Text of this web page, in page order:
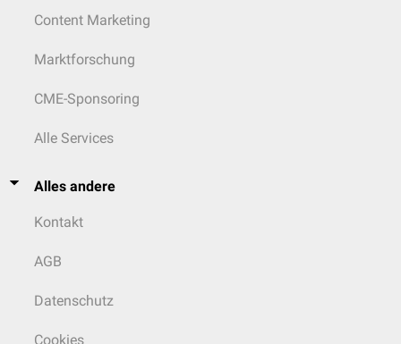
Content Marketing
Marktforschung
CME-Sponsoring
Alle Services
Alles andere
Kontakt
AGB
Datenschutz
Cookies